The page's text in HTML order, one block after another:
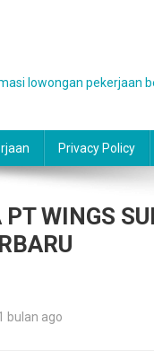
lowongan pekerjaan
Privacy Policy
WINGS
bulan ago